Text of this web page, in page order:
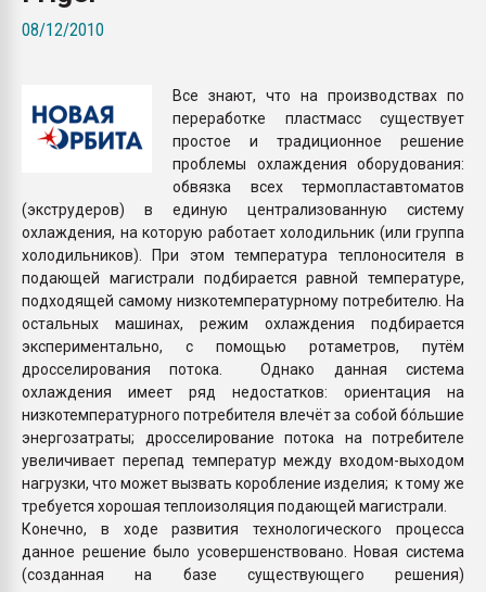
08/12/2010
Все знают, что на производствах по
переработке пластмасс существует
простое и традиционное решение
проблемы охлаждения оборудования:
обвязка всех термопластавтоматов
(экструдеров) в единую централизованную систему
охлаждения, на которую работает холодильник (или группа
холодильников). При этом температура теплоносителя в
подающей магистрали подбирается равной температуре,
подходящей самому низкотемпературному потребителю. На
остальных машинах, режим охлаждения подбирается
экспериментально, с помощью ротаметров, путём
дросселирования потока. Однако данная система
охлаждения имеет ряд недостатков: ориентация на
низкотемпературного потребителя влечёт за собой бóльшие
энергозатраты; дросселирование потока на потребителе
увеличивает перепад температур между входом-выходом
нагрузки, что может вызвать коробление изделия; к тому же
требуется хорошая теплоизоляция подающей магистрали.
Конечно, в ходе развития технологического процесса
данное решение было усовершенствовано. Новая система
(созданная на базе существующего решения)